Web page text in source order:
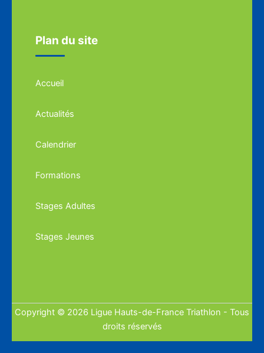
Plan du site
Accueil
Actualités
Calendrier
Formations
Stages Adultes
Stages Jeunes
Copyright © 2026 Ligue Hauts-de-France Triathlon - Tous
droits réservés